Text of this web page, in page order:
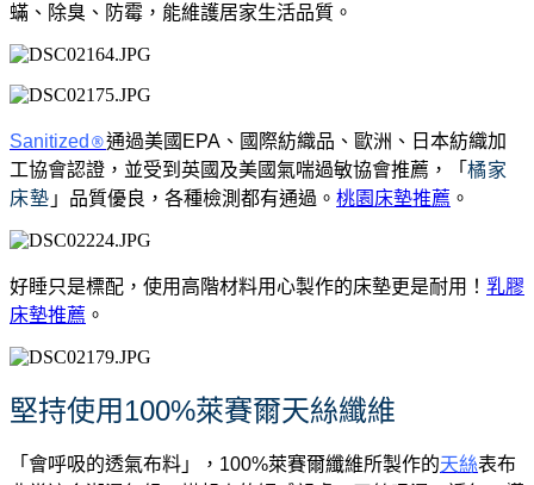
蟎、除臭、防霉，能維護居家生活品質。
Sanitized ®通過美國EPA、國際紡織品、歐洲、日本紡織加
工協會認證，並受到英國及美國氣喘過敏協會推薦，「 橘家
床墊 」品質優良，各種檢測都有通過。 桃園床墊推薦 。
好睡只是標配，使用高階材料用心製作的床墊更是耐用！ 乳膠
床墊推薦 。
堅持使用100%萊賽爾天絲纖維
「會呼吸的透氣布料」，100%萊賽爾纖維所製作的天絲表布